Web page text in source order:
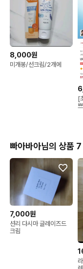
8,000원
미개봉/선크림/2개에
[
빠아바아님의 상품 7
7,000원
션리 다시마 글레이즈드
크림